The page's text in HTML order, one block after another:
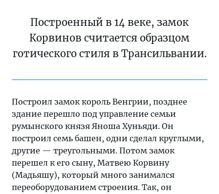
Построенный в 14 веке, замок
Корвинов считается образцом
готического стиля в Трансильвании.
Построил замок король Венгрии, позднее
здание перешло под управление семьи
румынского князя Яноша Хуньяди. Он
построил семь башен, одни сделал круглыми,
другие — треугольными. Потом замок
перешел к его сыну, Матвею Корвину
(Мадьяшу), который много занимался
переоборудованием строения. Так, он